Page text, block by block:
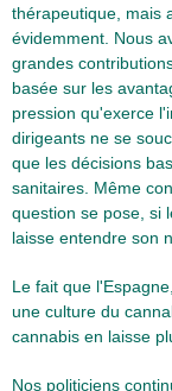
thérapeutique, mais
évidemment. Nous
grandes
basée sur les
pression qu'exerce
dirigeants ne se
que les décisions
sanitaires. Même
question se pose, si
laisse entendre son
Le fait que
une culture du
cannabis en laisse
Nos politiciens